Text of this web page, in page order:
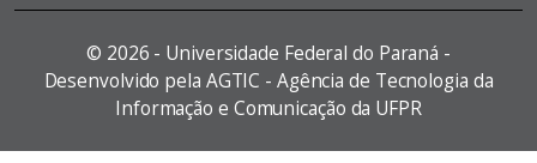
© 2026 - Universidade Federal do Paraná -
Desenvolvido pela AGTIC - Agência de Tecnologia da
Informação e Comunicação da UFPR